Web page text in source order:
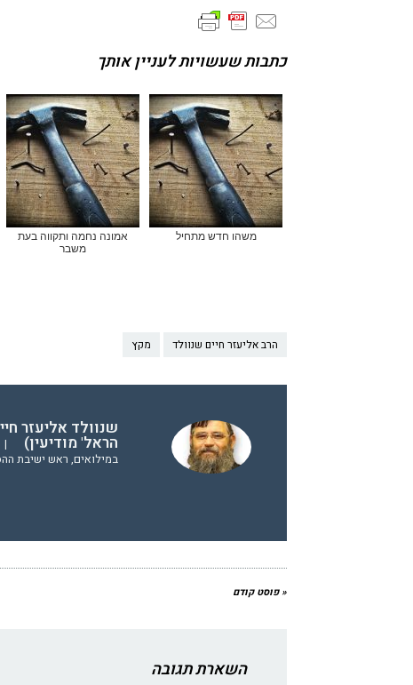
כתבות שעשויות לעניין אותך
משהו חדש מתחיל
אמונה נחמה ותקווה בעת
משבר
הרב אליעזר חיים שנוולד מקץ
שנוולד אליעזר
הראל' מודיעין) |
במילואים, ראש ישיבת
« פוסט קודם
השארת תגובה